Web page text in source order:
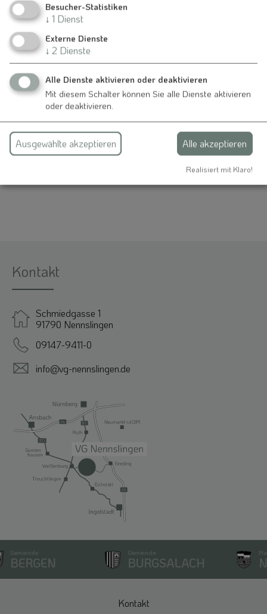
Burgsalach
Veranstalter
Evangelisch-Lutherische Kirchengemeinde
Burgsalach
09147 940350
Kontakt
Schmiedgasse 1
91790 Nennslingen
09147-9411-0
info@vg-nennslingen.de
Gemeinde
BERGEN
Gemeinde
BURGSALACH
Markt
Kontakt
Besucher-Statistiken
↓ 1 Dienst
Externe Dienste
↓ 2 Dienste
Alle Dienste aktivieren oder deaktivieren
Mit diesem Schalter können Sie alle Dienste aktivieren
oder deaktivieren.
Ausgewählte akzeptieren Alle akzeptieren
Realisiert mit Klaro!